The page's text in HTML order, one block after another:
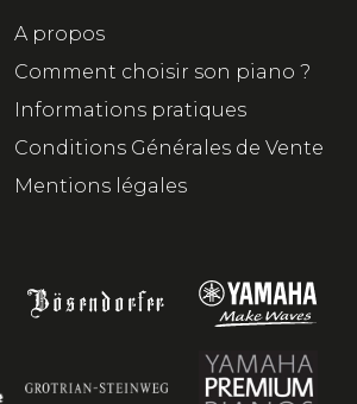
A propos
Comment choisir son piano ?
Informations pratiques
Conditions Générales de Vente
Mentions légales